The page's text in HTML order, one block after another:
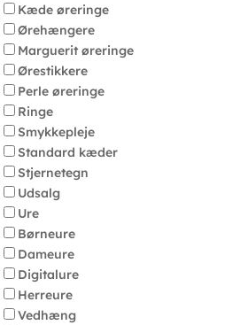
Kæde øreringe
Ørehængere
Marguerit øreringe
Ørestikkere
Perle øreringe
Ringe
Smykkepleje
Standard kæder
Stjernetegn
Udsalg
Ure
Børneure
Dameure
Digitalure
Herreure
Vedhæng